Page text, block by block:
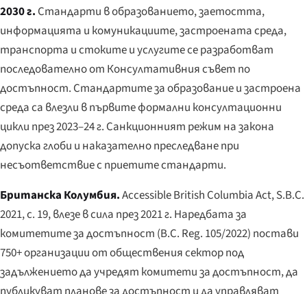
2030 г. Стандарти в образованието, заетостта,
информацията и комуникациите, застроената среда,
транспорта и стоките и услугите се разработват
последователно от Консултативния съвет по
достъпност. Стандартите за образование и застроена
среда са влезли в първите формални консултационни
цикли през 2023–24 г. Санкционният режим на закона
допуска глоби и наказателно преследване при
несъответствие с приетите стандарти.
Британска Колумбия.Accessible British Columbia Act, S.B.C.
2021, c. 19, влезе в сила през 2021 г. Наредбата за
комитетите за достъпност (B.C. Reg. 105/2022) постави
750+ организации от обществения сектор под
задължението да учредят комитети за достъпност, да